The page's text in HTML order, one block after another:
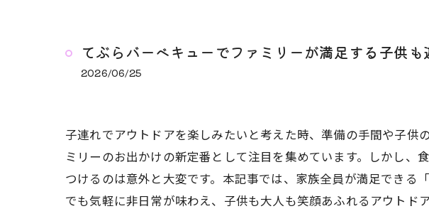
てぶらバーベキューでファミリーが満足する子供
2026/06/25
子連れでアウトドアを楽しみたいと考えた時、準備の手間や子
ミリーのお出かけの新定番として注目を集めています。しかし
つけるのは意外と大変です。本記事では、家族全員が満足でき
でも気軽に非日常が味わえ、子供も大人も笑顔あふれるアウトド